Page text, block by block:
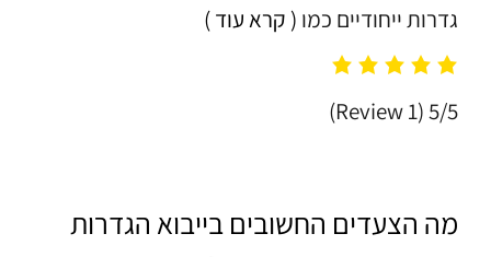
גדרות ייחודיים כמו ( קרא עוד )
5/5
(1 Review)
מה הצעדים החשובים בייבוא הגדרות